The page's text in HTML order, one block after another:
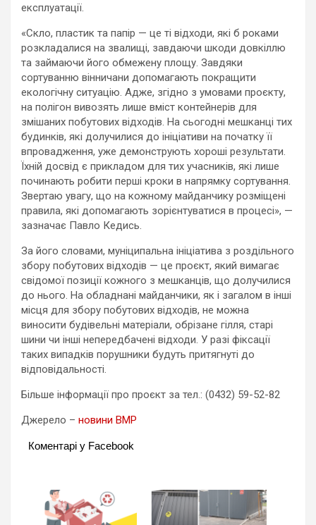
експлуатації.
«Скло, пластик та папір — це ті відходи, які б роками
розкладалися на звалищі, завдаючи шкоди довкіллю
та займаючи його обмежену площу. Завдяки
сортуванню вінничани допомагають покращити
екологічну ситуацію. Адже, згідно з умовами проєкту,
на полігон вивозять лише вміст контейнерів для
змішаних побутових відходів. На сьогодні мешканці тих
будинків, які долучилися до ініціативи на початку її
впровадження, уже демонструють хороші результати.
Їхній досвід є прикладом для тих учасників, які лише
починають робити перші кроки в напрямку сортування.
Звертаю увагу, що на кожному майданчику розміщені
правила, які допомагають зорієнтуватися в процесі», —
зазначає Павло Кедись.
За його словами, муніципальна ініціатива з роздільного
збору побутових відходів — це проєкт, який вимагає
свідомої позиції кожного з мешканців, що долучилися
до нього. На обладнані майданчики, як і загалом в інші
місця для збору побутових відходів, не можна
виносити будівельні матеріали, обрізане гілля, старі
шини чи інші непередбачені відходи. У разі фіксації
таких випадків порушники будуть притягнуті до
відповідальності.
Більше інформації про проєкт за тел.: (0432) 59-52-82
Джерело – новини ВМР
Коментарі у Facebook